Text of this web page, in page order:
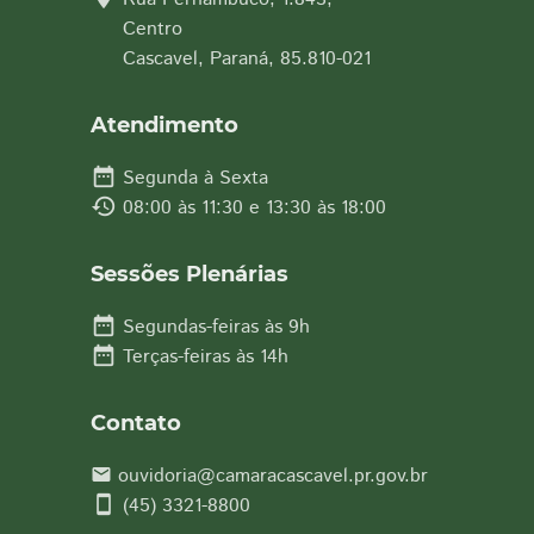
Centro
Cascavel, Paraná, 85.810-021
Atendimento
date_range Segunda à Sexta
history 08:00 às 11:30 e 13:30 às 18:00
Sessões Plenárias
date_range Segundas-feiras às 9h
date_range Terças-feiras às 14h
Contato
email ouvidoria@camaracascavel.pr.gov.br
smartphone (45) 3321-8800